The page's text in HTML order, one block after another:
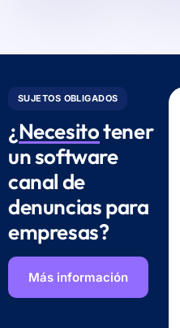
SUJETOS OBLIGADOS
¿Necesitotener
un software
canal de
denuncias para
empresas?
Más información